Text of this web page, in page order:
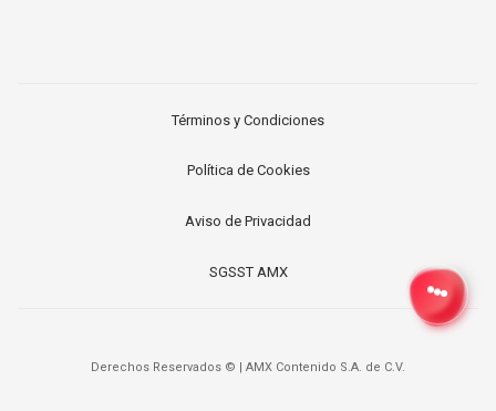
Términos y Condiciones
Política de Cookies
Aviso de Privacidad
SGSST AMX
Derechos Reservados © | AMX Contenido S.A. de C.V.